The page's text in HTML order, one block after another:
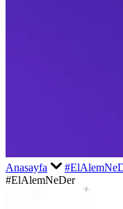
Anasayfa
#ElAlemNeDer